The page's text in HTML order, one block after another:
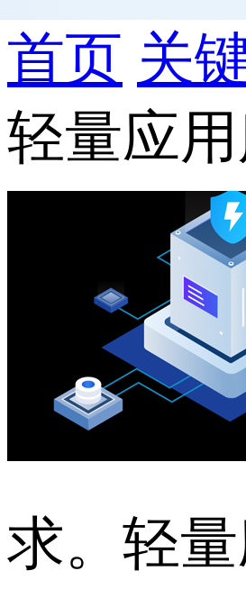
首页 关
轻量应
求。轻